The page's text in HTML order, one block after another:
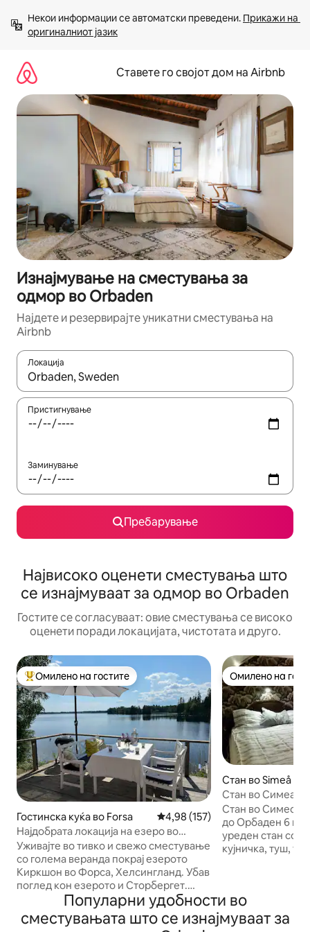
содржина
Некои информации се автоматски преведени. Прикажи на
оригиналниот јазик
Ставете го својот дом на Airbnb
Изнајмување на сместувања за
одмор во Orbaden
Најдете и резервирајте уникатни сместувања на
Airbnb
Локација
Кога резултатите се достапни, движете се со копчињата
Пристигнување
Заминување
Пребарување
Највисоко оценети сместувања што
се изнајмуваат за одмор во Orbaden
Гостите се согласуваат: овие сместувања се високо
оценети поради локацијата, чистотата и друго.
Меѓу најуспешните „Омилени на гостите“
Омилено на гостите
Гостинска куќа во Forsa Просечна оцена: 4,98 од 5,
4,98 (157)
Најдобрата локација на езеро во
Hälsingland?
Уживајте во тивко и свежо сместување
со голема веранда покрај езерото
Киркшон во Форса, Хелсингланд. Убав
поглед кон езерото и Сторбергет.
Сопствен приватен пристаниш за
пливање и пристап до сауна на дрва и
мал чамец. Совршено за парови, за
Омилено на
Омилено на
Стан во Simeå
Стан во Симеа -
Orbaden
Стан во Симео 21 км
до Орбаден 6
уреден стан со
кујничка, туш,
ЧИСТЕЊЕ. Исто
изнајмите
бањање за 50
Популарни удобности во
сместувањата што се изнајмуваат за